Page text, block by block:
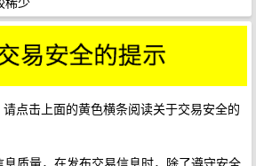
点击上面的黄色横条阅读关于交易安全的